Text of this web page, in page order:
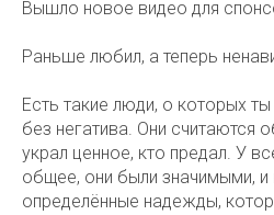
Вышло новое видео для
Раньше любил, а теперь
Есть такие люди, о которых
без негатива. Они считаются
украл ценное, кто предал. У
общее, они были значимыми, и
определённые надежды,